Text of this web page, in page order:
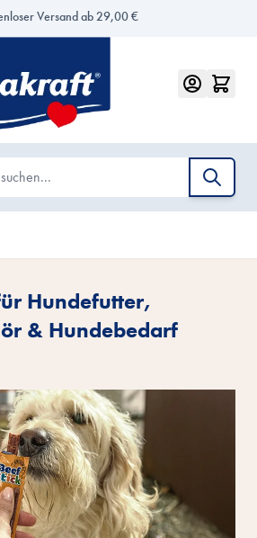
Versand ab 29,00 €
Hundefutter,
& Hundebedarf